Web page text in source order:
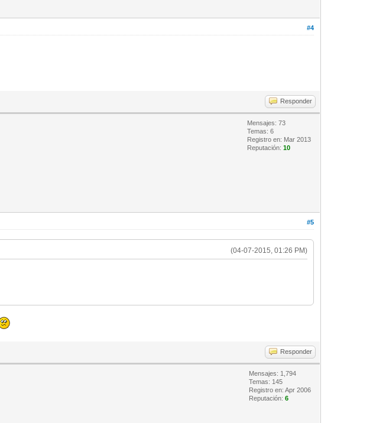
#4
Responder
Mensajes: 73
Temas: 6
Registro en: Mar 2013
Reputación:10
#5
(04-07-2015, 01:26 PM)
Responder
Mensajes: 1,794
Temas: 145
Registro en: Apr 2006
Reputación:6